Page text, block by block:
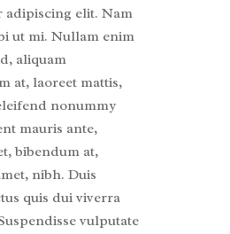
adipiscing elit. Nam
ut mi. Nullam enim
aliquam
at, laoreet mattis,
nonummy
mauris ante,
bibendum at,
nibh. Duis
quis dui viverra
vulputate